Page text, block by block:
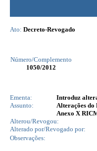
Ato: Decreto-Revogado
Número/Complemento
1050/2012
Ementa:
Introduz
Assunto:
Alterações do
Anexo X
Alterou/Revogou:
Alterado por/Revogado por:
Observações: